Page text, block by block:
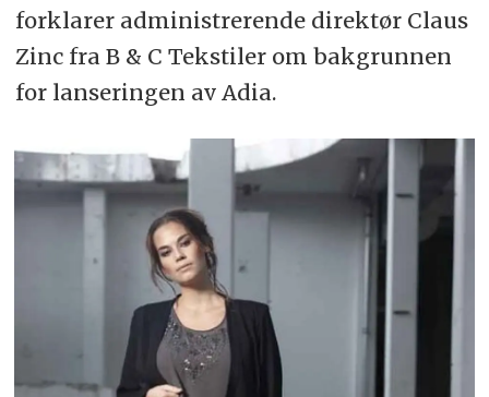
forklarer administrerende direktør Claus
Zinc fra B & C Tekstiler om bakgrunnen
for lanseringen av Adia.